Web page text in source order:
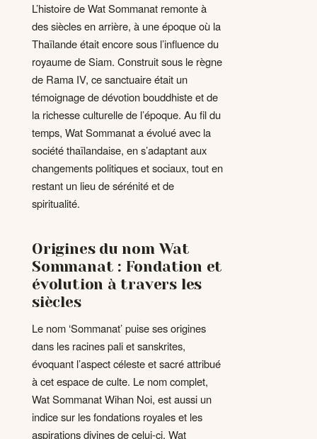
L’histoire de Wat Sommanat remonte à
des siècles en arrière, à une époque où la
Thaïlande était encore sous l’influence du
royaume de Siam. Construit sous le règne
de Rama IV, ce sanctuaire était un
témoignage de dévotion bouddhiste et de
la richesse culturelle de l’époque. Au fil du
temps, Wat Sommanat a évolué avec la
société thaïlandaise, en s’adaptant aux
changements politiques et sociaux, tout en
restant un lieu de sérénité et de
spiritualité.
Origines du nom Wat
Sommanat : Fondation et
évolution à travers les
siècles
Le nom ‘Sommanat’ puise ses origines
dans les racines pali et sanskrites,
évoquant l’aspect céleste et sacré attribué
à cet espace de culte. Le nom complet,
Wat Sommanat Wihan Noi, est aussi un
indice sur les fondations royales et les
aspirations divines de celui-ci. Wat